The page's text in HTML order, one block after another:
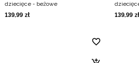
dziecięce - beżowe
139,99 zł
139,99 zł